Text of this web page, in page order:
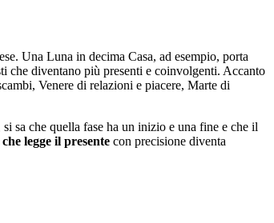
Una Luna in decima Casa, ad esempio, porta
che diventano più presenti e coinvolgenti. Accanto
Venere di relazioni e piacere, Marte di
sa che quella fase ha un inizio e una fine e che il
legge il presente con precisione diventa